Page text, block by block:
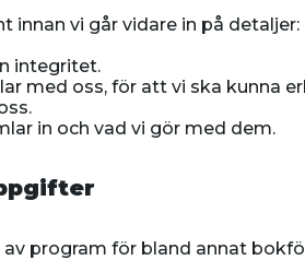
vi går vidare in på detaljer:
integritet.
med oss, för att vi ska kunna
in och vad vi gör med dem.
program för bland annat